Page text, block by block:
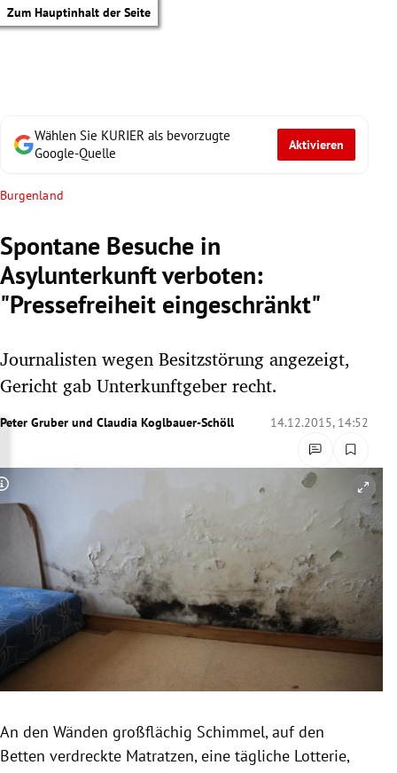
Zum Hauptinhalt der Seite
Untermenü
Untermenü
Untermenü
Untermenü
Untermenü
Untermenü
Untermenü
Wählen Sie KURIER als bevorzugte
Google-Quelle
Aktivieren
Burgenland
Spontane Besuche in
Asylunterkunft verboten:
"Pressefreiheit eingeschränkt"
Journalisten wegen Besitzstörung angezeigt,
Gericht gab Unterkunftgeber recht.
Peter Gruber und Claudia Koglbauer-Schöll 14.12.2015, 14:52
Copyright-Hinweis öffnen/schließen
An den Wänden großflächig Schimmel, auf den
Betten verdreckte Matratzen, eine tägliche Lotterie,